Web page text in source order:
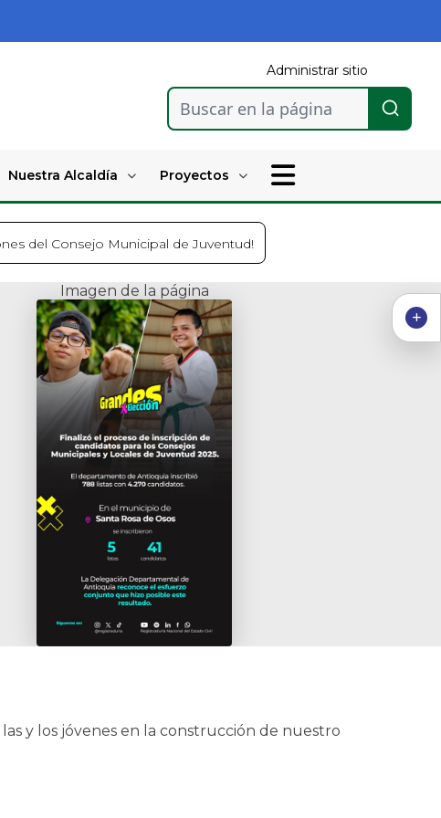
Administrar sitio
Buscar en la página
Nuestra Alcaldía Proyectos
del Consejo Municipal de Juventud!
Imagen de la página
y los jóvenes en la construcción de nuestro